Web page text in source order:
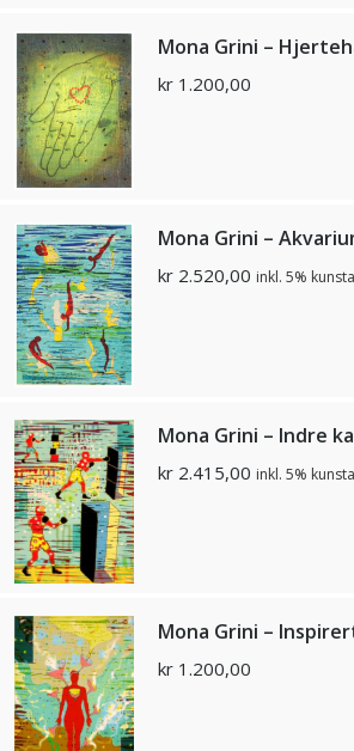
Mona Grini –
kr 1.200,00
Mona Grini –
kr 2.520,00 inkl. 5%
Mona Grini – Indre
kr 2.415,00 inkl. 5%
Mona Grini –
kr 1.200,00